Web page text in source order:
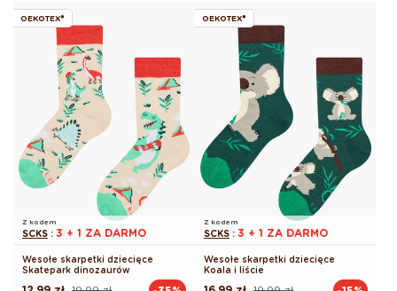
OEKOTEX®
Z kodem
SCKS : 3 + 1 ZA DARMO
Wesołe skarpetki dziecięce
Skatepark dinozaurów
OEKOTEX®
Z kodem
SCKS : 3 + 1 ZA DARMO
Wesołe skarpetki dziecięce
Koala i liście